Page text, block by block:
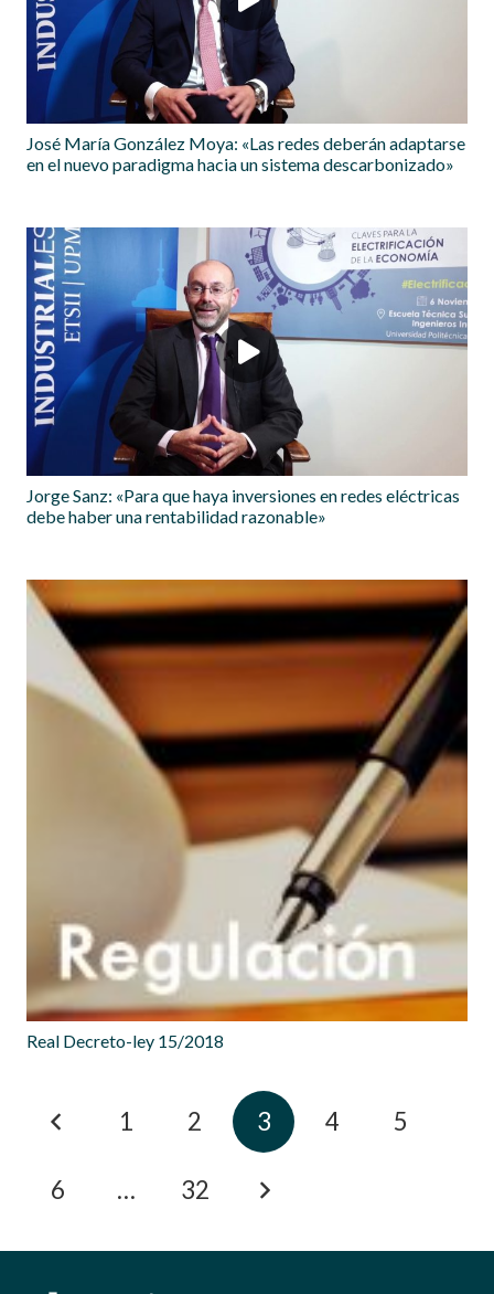
José María González Moya: «Las redes deberán adaptarse
en el nuevo paradigma hacia un sistema descarbonizado»
Jorge Sanz: «Para que haya inversiones en redes eléctricas
debe haber una rentabilidad razonable»
Real Decreto-ley 15/2018
1 2 3 4 5
6 … 32